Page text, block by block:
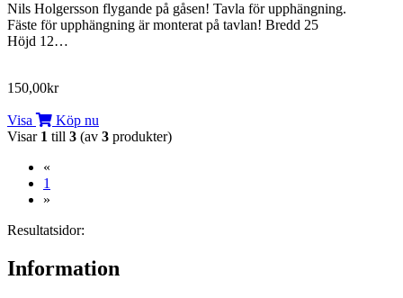
Nils Holgersson flygande på gåsen! Tavla för upphängning.
Fäste för upphängning är monterat på tavlan! Bredd 25
Höjd 12…
150,00kr
Visa
Köp nu
Visar 1 till 3 (av 3 produkter)
«
1
»
Resultatsidor:
Information